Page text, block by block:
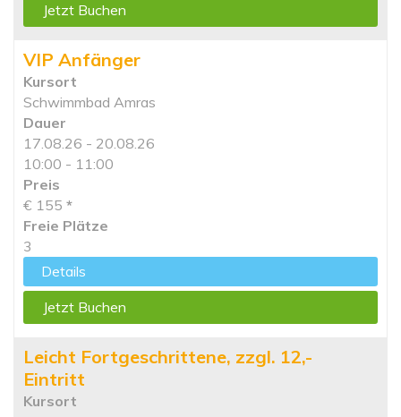
Jetzt Buchen
VIP Anfänger
Kursort
Schwimmbad Amras
Dauer
17.08.26 - 20.08.26
10:00 - 11:00
Preis
€ 155 *
Freie Plätze
3
Details
Jetzt Buchen
Leicht Fortgeschrittene, zzgl. 12,-
Eintritt
Kursort